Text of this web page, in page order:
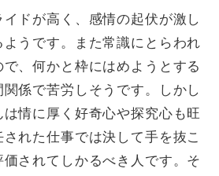
ドが高く、感情の起伏が激し
うです。また常識にとらわれ
、何かと枠にはめようとする
係で苦労しそうです。しかし
情に厚く好奇心や探究心も旺
れた仕事では決して手を抜こ
されてしかるべき人です。そ